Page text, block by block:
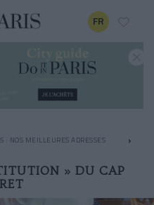
FR
: NOS MEILLEURES ADRESSES
» DU CAP